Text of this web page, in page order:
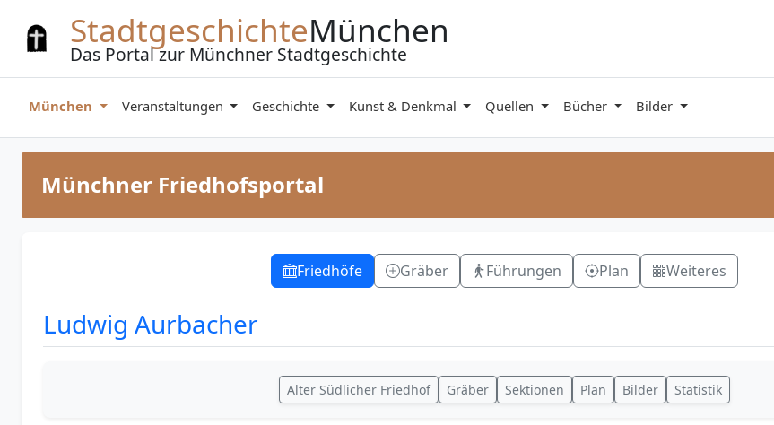
StadtgeschichteMünchen
Das Portal zur Münchner Stadtgeschichte
München Veranstaltungen Geschichte Kunst & Denkmal Quellen Bücher Bilder
Münchner Friedhofsportal
Friedhöfe Gräber Führungen Plan Weiteres
Ludwig Aurbacher
Alter Südlicher Friedhof Gräber Sektionen Plan Bilder Statistik